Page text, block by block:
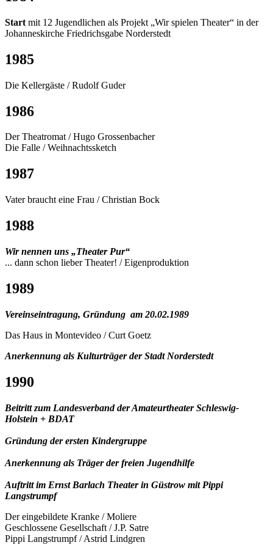
Start mit 12 Jugendlichen als Projekt „Wir spielen Theater“ in der
Johanneskirche Friedrichsgabe Norderstedt
1985
Die Kellergäste / Rudolf Guder
1986
Der Theatromat / Hugo Grossenbacher
Die Falle / Weihnachtssketch
1987
Vater braucht eine Frau / Christian Bock
1988
Wir nennen uns „Theater Pur“
... dann schon lieber Theater! / Eigenproduktion
1989
Vereinseintragung, Gründung am 20.02.1989
Das Haus in Montevideo / Curt Goetz
Anerkennung als Kulturträger der Stadt Norderstedt
1990
Beitritt zum Landesverband der Amateurtheater Schleswig-
Holstein + BDAT
Gründung der ersten Kindergruppe
Anerkennung als Träger der freien Jugendhilfe
Auftritt im Ernst Barlach Theater in Güstrow mit Pippi
Langstrumpf
Der eingebildete Kranke / Moliere
Geschlossene Gesellschaft / J.P. Satre
Pippi Langstrumpf / Astrid Lindgren